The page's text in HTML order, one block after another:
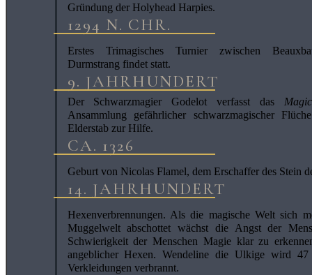
Gründung der Holyhead Harpies.
1294 N. CHR.
Erstes Trimagisches Turnier zwischen
Durmstrang findet statt.
9. JAHRHUNDERT
Der Schwarzmagier Godelot verfasst das
Ansammlung gefährlicher schwarzmagischer
Elderstab zur Hilfe.
CA. 1326
Geburt von Nicolas Flamel, dem Erschaffer des Stein
14. JAHRHUNDERT
Hexenverbrennungen. Als die magische Welt sich
Muggelwelt abschottet wächst die Angst der
Schwierigkeit der Menschen Magie klar zu
angeblicher Hexen. Wendeline die Ulkige wird
Verkleidungen verbrannt.